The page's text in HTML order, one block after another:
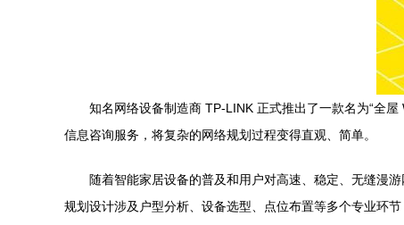
知名网络设备制造商 TP-LINK 正式推出了一款名为“全
信息咨询服务，将复杂的网络规划过程变得直观、简单。
随着智能家居设备的普及和用户对高速、稳定、无缝漫
规划设计涉及户型分析、设备选型、点位布置等多个专业环